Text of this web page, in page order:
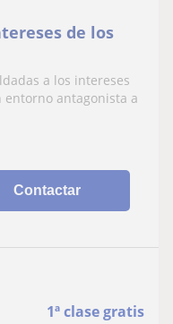
de los
a los intereses
entorno antagonista a
Contactar
1ª clase gratis